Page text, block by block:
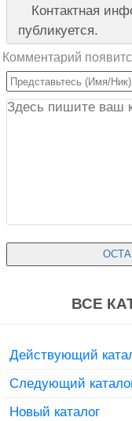
Контактная
публикуется.
Комментарий
ВСЕ
Действующий
Следующий
Новый каталог